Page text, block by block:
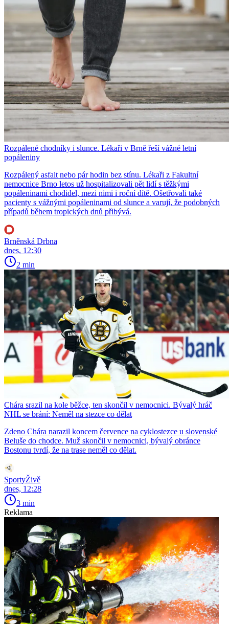
Rozpálené chodníky i slunce. Lékaři v Brně řeší vážné letní
popáleniny
Rozpálený asfalt nebo pár hodin bez stínu. Lékaři z Fakultní
nemocnice Brno letos už hospitalizovali pět lidí s těžkými
popáleninami chodidel, mezi nimi i roční dítě. Ošetřovali také
pacienty s vážnými popáleninami od slunce a varují, že podobných
případů během tropických dnů přibývá.
Brněnská Drbna
dnes, 12:30
2 min
Chára srazil na kole běžce, ten skončil v nemocnici. Bývalý hráč
NHL se brání: Neměl na stezce co dělat
Zdeno Chára narazil koncem července na cyklostezce u slovenské
Beluše do chodce. Muž skončil v nemocnici, bývalý obránce
Bostonu tvrdí, že na trase neměl co dělat.
SportyŽivě
dnes, 12:28
3 min
Reklama